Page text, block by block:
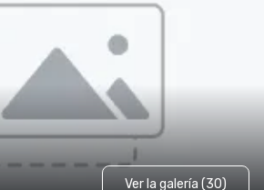
Ver la galería (30)